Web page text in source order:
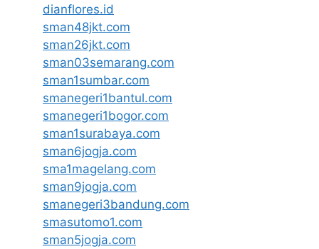
dianflores.id
sman48jkt.com
sman26jkt.com
sman03semarang.com
sman1sumbar.com
smanegeri1bantul.com
smanegeri1bogor.com
sman1surabaya.com
sman6jogja.com
sma1magelang.com
sman9jogja.com
smanegeri3bandung.com
smasutomo1.com
sman5jogja.com